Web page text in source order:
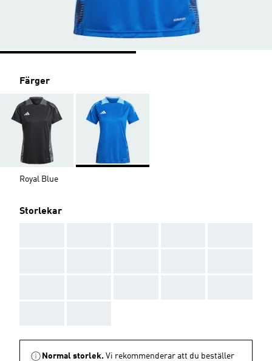
Färger
Royal Blue
Storlekar
Normal storlek. Vi rekommenderar att du beställer